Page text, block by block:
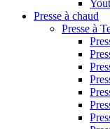
Presse à chaud
Presse à